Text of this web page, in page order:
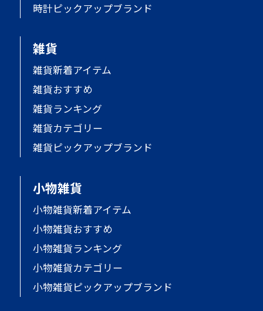
時計ピックアップブランド
雑貨
雑貨新着アイテム
雑貨おすすめ
雑貨ランキング
雑貨カテゴリー
雑貨ピックアップブランド
小物雑貨
小物雑貨新着アイテム
小物雑貨おすすめ
小物雑貨ランキング
小物雑貨カテゴリー
小物雑貨ピックアップブランド